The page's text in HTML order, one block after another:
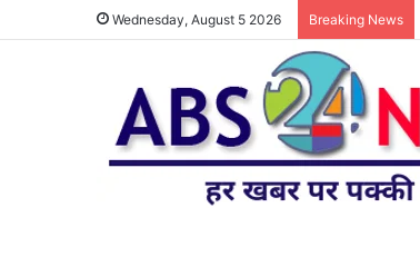
Wednesday, August 5 2026 Breaking News